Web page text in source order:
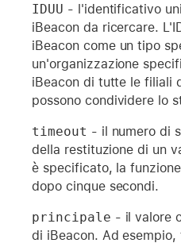
IDUU - l'identificativo
iBeacon da ricercare.
iBeacon come un tipo
un'organizzazione
iBeacon di tutte le filiali
possono condividere lo
timeout - il numero di
della restituzione di un
è specificato, la
dopo cinque secondi.
principale - il valore
di iBeacon. Ad